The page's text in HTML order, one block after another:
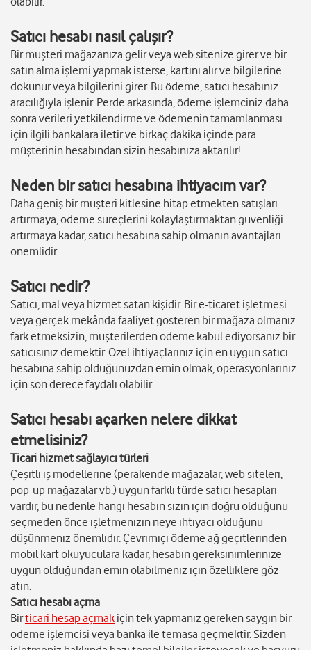
Satıcı hesabı nasıl çalışır?
Bir müşteri mağazanıza gelir veya web sitenize girer ve bir
satın alma işlemi yapmak isterse, kartını alır ve bilgilerine
dokunur veya bilgilerini girer. Bu ödeme, satıcı hesabınız
aracılığıyla işlenir. Perde arkasında, ödeme işlemciniz daha
sonra verileri yetkilendirme ve ödemenin tamamlanması
için ilgili bankalara iletir ve birkaç dakika içinde para
müşterinin hesabından sizin hesabınıza aktarılır!
Neden bir satıcı hesabına ihtiyacım var?
Daha geniş bir müşteri kitlesine hitap etmekten satışları
artırmaya, ödeme süreçlerini kolaylaştırmaktan güvenliği
artırmaya kadar, satıcı hesabına sahip olmanın avantajları
önemlidir.
Satıcı nedir?
Satıcı, mal veya hizmet satan kişidir. Bir e-ticaret işletmesi
veya gerçek mekânda faaliyet gösteren bir mağaza olmanız
fark etmeksizin, müşterilerden ödeme kabul ediyorsanız bir
satıcısınız demektir. Özel ihtiyaçlarınız için en uygun satıcı
hesabına sahip olduğunuzdan emin olmak, operasyonlarınız
için son derece faydalı olabilir.
Satıcı hesabı açarken nelere dikkat
etmelisiniz?
Ticari hizmet sağlayıcı türleri
Çeşitli iş modellerine (perakende mağazalar, web siteleri,
pop-up mağazalar vb.) uygun farklı türde satıcı hesapları
vardır, bu nedenle hangi hesabın sizin için doğru olduğunu
seçmeden önce işletmenizin neye ihtiyacı olduğunu
düşünmeniz önemlidir. Çevrimiçi ödeme ağ geçitlerinden
mobil kart okuyuculara kadar, hesabın gereksinimlerinize
uygun olduğundan emin olabilmeniz için özelliklere göz
atın.
Satıcı hesabı açma
Birticari hesap açmak için tek yapmanız gereken saygın bir
ödeme işlemcisi veya banka ile temasa geçmektir. Sizden